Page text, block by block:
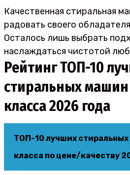
Качественная стиральная
радовать своего
Осталось лишь выбрать
наслаждаться чистотой
Рейтинг ТОП-10
стиральных
класса 2026 года
ТОП-10 лучших
класса по цене/качеству